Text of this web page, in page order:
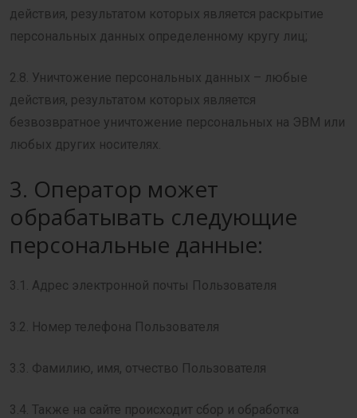
действия, результатом которых является раскрытие
персональных данных определенному кругу лиц;
2.8. Уничтожение персональных данных – любые
действия, результатом которых является
безвозвратное уничтожение персональных на ЭВМ или
любых других носителях.
3. Оператор может
обрабатывать следующие
персональные данные:
3.1. Адрес электронной почты Пользователя
3.2. Номер телефона Пользователя
3.3. Фамилию, имя, отчество Пользователя
3.4. Также на сайте происходит сбор и обработка